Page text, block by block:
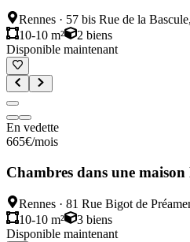
Rennes · 57 bis Rue de la
10-10 m²
2 biens
Disponible maintenant
En vedette
665€/mois
Chambres dans une maison
Rennes · 81 Rue Bigot de
10-10 m²
3 biens
Disponible maintenant